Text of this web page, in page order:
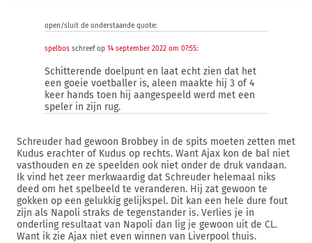
open/sluit de onderstaande quote:
spelbos schreef op 14 september 2022 om 07:55:
Schitterende doelpunt en laat echt zien dat het
een goeie voetballer is, aleen maakte hij 3 of 4
keer hands toen hij aangespeeld werd met een
speler in zijn rug.
Schreuder had gewoon Brobbey in de spits moeten zetten met
Kudus erachter of Kudus op rechts. Want Ajax kon de bal niet
vasthouden en ze speelden ook niet onder de druk vandaan.
Ik vind het zeer merkwaardig dat Schreuder helemaal niks
deed om het spelbeeld te veranderen. Hij zat gewoon te
gokken op een gelukkig gelijkspel. Dit kan een hele dure fout
zijn als Napoli straks de tegenstander is. Verlies je in
onderling resultaat van Napoli dan lig je gewoon uit de CL.
Want ik zie Ajax niet even winnen van Liverpool thuis.